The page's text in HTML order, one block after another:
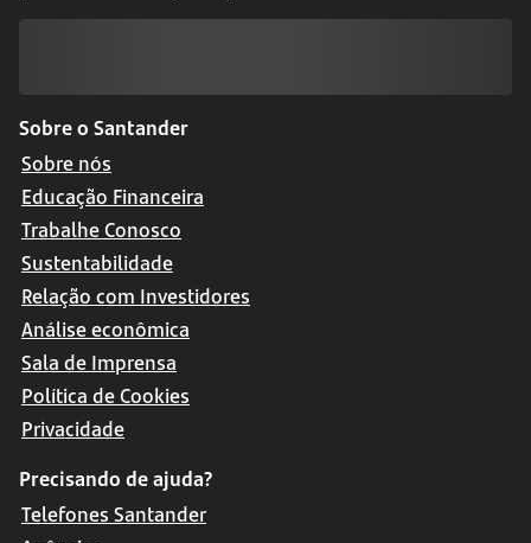
Sobre o Santander
Sobre nós
Educação Financeira
Trabalhe Conosco
Sustentabilidade
Relação com Investidores
Análise econômica
Sala de Imprensa
Política de Cookies
Privacidade
Precisando de ajuda?
Telefones Santander